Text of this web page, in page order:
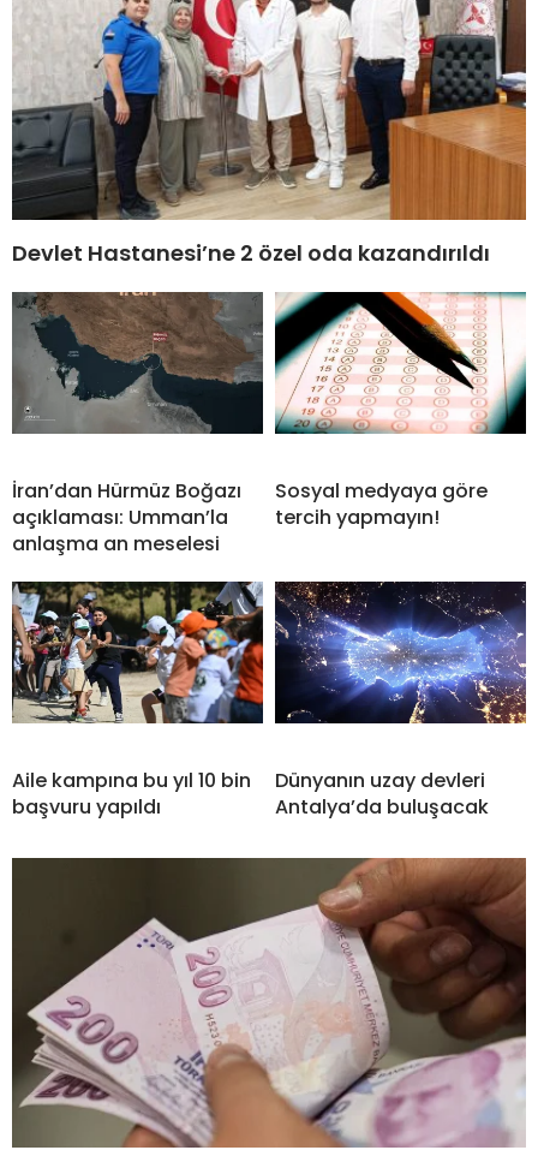
Devlet Hastanesi’ne 2 özel oda kazandırıldı
İran’dan Hürmüz Boğazı
açıklaması: Umman’la
anlaşma an meselesi
Sosyal medyaya göre
tercih yapmayın!
Aile kampına bu yıl 10 bin
başvuru yapıldı
Dünyanın uzay devleri
Antalya’da buluşacak